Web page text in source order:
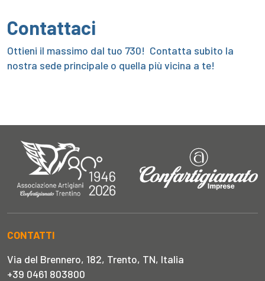
Contattaci
Ottieni il massimo dal tuo 730! Contatta subito la
nostra sede principale o quella più vicina a te!
CONTATTI
Via del Brennero, 182, Trento, TN, Italia
+39 0461 803800